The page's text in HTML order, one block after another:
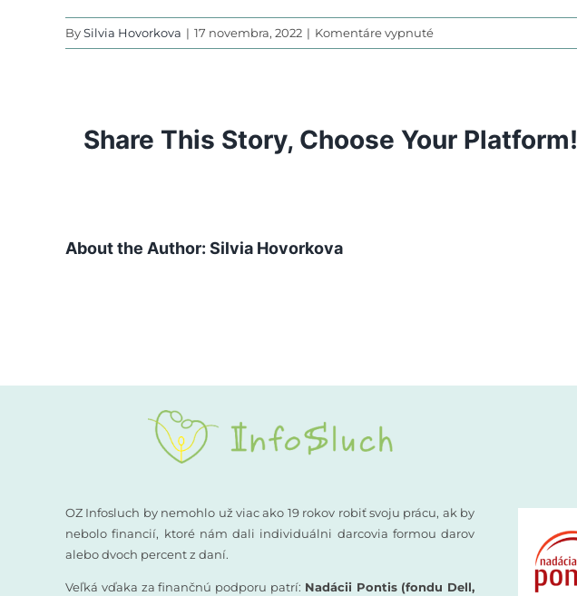
BySilvia Hovorkova | 17 novembra, 2022 | Komentáre vypnuténa
Identita/hrdosť
Share This Story, Choose Your Platform!
About the Author: Silvia Hovorkova
OZ Infosluch by nemohlo už viac ako 19 rokov robiť svoju prácu, ak by
nebolo financií, ktoré nám dali individuálni darcovia formou darov
alebo dvoch percent z daní.
Veľká vďaka za finančnú podporu patrí: Nadácii Pontis (fondu Dell,